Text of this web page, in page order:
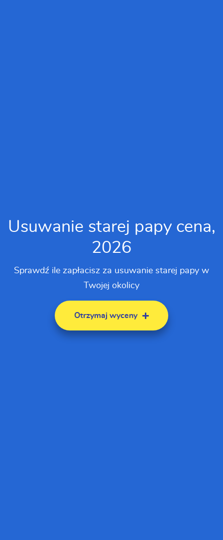
Usuwanie starej papy cena,
2026
Sprawdź ile zapłacisz za usuwanie starej papy w
Twojej okolicy
Otrzymaj wyceny